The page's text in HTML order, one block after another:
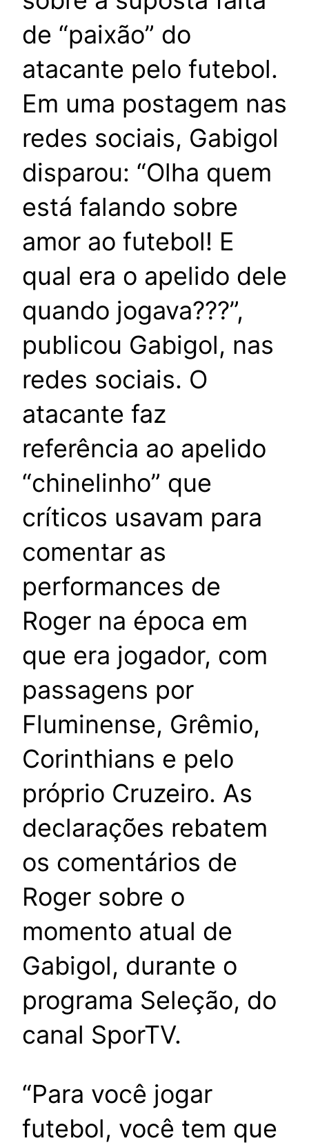
de “paixão” do
atacante pelo futebol.
Em uma postagem nas
redes sociais, Gabigol
disparou: “Olha quem
está falando sobre
amor ao futebol! E
qual era o apelido dele
quando jogava???”,
publicou Gabigol, nas
redes sociais. O
atacante faz
referência ao apelido
“chinelinho” que
críticos usavam para
comentar as
performances de
Roger na época em
que era jogador, com
passagens por
Fluminense, Grêmio,
Corinthians e pelo
próprio Cruzeiro. As
declarações rebatem
os comentários de
Roger sobre o
momento atual de
Gabigol, durante o
programa Seleção, do
canal SporTV.
“Para você jogar
futebol, você tem que